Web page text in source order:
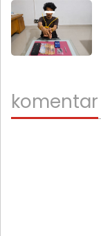
komentar